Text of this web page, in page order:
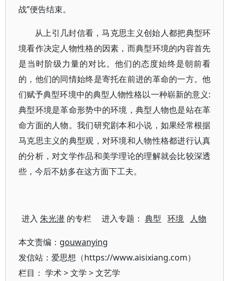
战”便告结束。
从上引几封信看，马克思主义创始人都把典型环
境看作决定人物性格的因素，而典型环境的内容首先
是当时阶级力量的对比。他们的态度始终是朝前看
的，他们的同情始终是寄托在前进的革命的一方。他
们赋予典型环境中的典型人物性格以一种崭新的意义:
典型环境是革命形势中的环境，典型人物也是站在革
命方面的人物。我们研究剧本和小说，如果经常根据
马克思主义的典型观，对环境和人物性格都进行认真
的分析，对文学作品和美学理论的理解就会比较深透
些，今后不妨多在这方面下工夫。
进入朱光潜 的专栏 进入专题：典型 环境 人物
本文责编： gouwanying
发信站：爱思想（https://www.aisixiang.com）
栏目： 学术>文学 >文艺学